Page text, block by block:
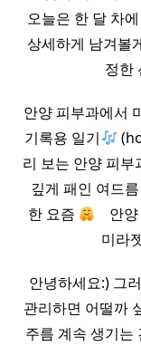
오늘은 한 달 차
상세하게 남겨볼
정한
안양 피부과에서
기록용 일기
리 보는 안양 피부
깊게 패인 여드
한 요즘
안
미라
안녕하세요:) 그
관리하면 어떨까
주름 계속 생기는